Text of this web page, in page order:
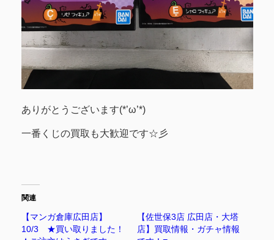
ありがとうございます(*’ω’*)
一番くじの買取も大歓迎です☆彡
関連
【マンガ倉庫広田店】
10/3 ★買い取りました！
【佐世保3店 広田店・大塔
店】買取情報・ガチャ情報